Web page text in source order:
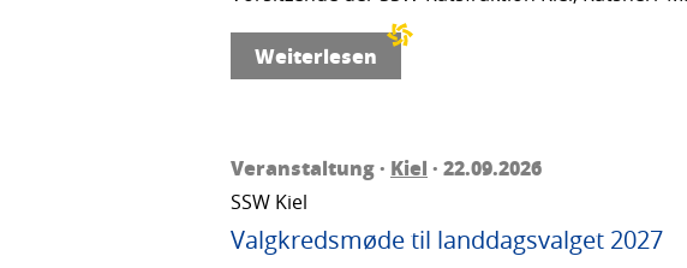
Weiterlesen
Veranstaltung · Kiel · 22.09.2026
SSW Kiel
Valgkredsmøde til landdagsvalget 2027